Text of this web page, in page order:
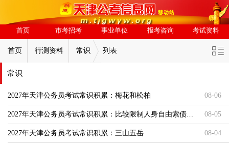
首页 市考招考 事业单位 报考咨询 考试资料
首页 行测资料 常识 列表
常识
2027年天津公务员考试常识积累：梅花和松柏 08-06
2027年天津公务员考试常识积累：比较限制人身自由索债的情形08-05
2027年天津公务员考试常识积累：三山五岳 08-04